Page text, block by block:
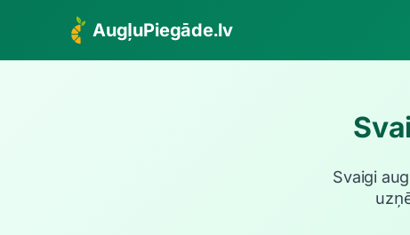
AugļuPiegāde.lv
Svaigi